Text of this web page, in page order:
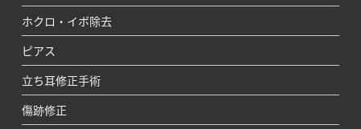
ホクロ・イボ除去
ピアス
立ち耳修正手術
傷跡修正